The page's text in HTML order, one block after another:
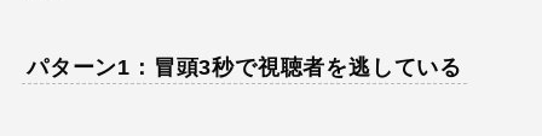
パターン1：冒頭3秒で視聴者を逃している